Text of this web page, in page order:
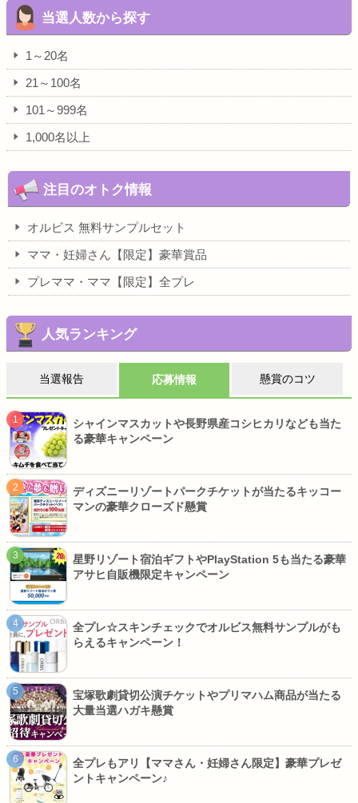
当選人数から探す
1～20名
21～100名
101～999名
1,000名以上
注目のオトク情報
オルビス 無料サンプルセット
ママ・妊婦さん【限定】豪華賞品
プレママ・ママ【限定】全プレ
人気ランキング
当選報告 応募情報 懸賞のコツ
シャインマスカットや長野県産コシヒカリなども当た
る豪華キャンペーン
ディズニーリゾートパークチケットが当たるキッコー
マンの豪華クローズド懸賞
星野リゾート宿泊ギフトやPlayStation 5も当たる豪華
アサヒ自販機限定キャンペーン
全プレ☆スキンチェックでオルビス無料サンプルがも
らえるキャンペーン！
宝塚歌劇貸切公演チケットやプリマハム商品が当たる
大量当選ハガキ懸賞
全プレもアリ【ママさん・妊婦さん限定】豪華プレゼ
ントキャンペーン♪